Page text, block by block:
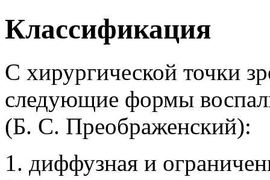
Классификация
С хирургической точки
следующие формы
(Б. С. Преображенский):
диффузная и